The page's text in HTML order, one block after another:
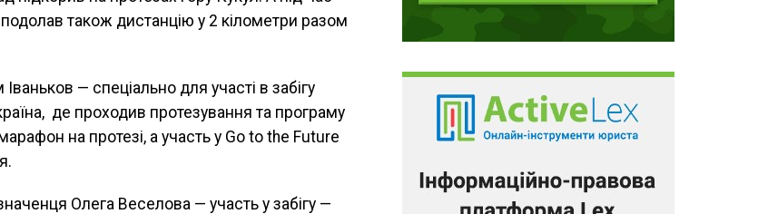
подолав також дистанцію у 2 кілометри разом
— спеціально для участі в забігу
де проходив протезування та програму
на протезі, а участь у Go to the Future
Олега Веселова — участь у забігу —